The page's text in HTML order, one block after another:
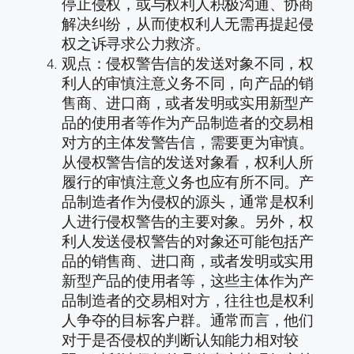
停止侵权，或与权利人积极沟通、协商
解决纠纷，从而使权利人无需再提起侵
权之诉寻求公力救济。
观点：侵权警告信的发送对象不同，权
利人的审慎注意义务不同，向产品的销
售商、进口商，或者发明或实用新型产
品的使用者等作为产品制造者的交易相
对方的主体发警告信，需要更为审慎。
从侵权警告信的发送对象看，权利人所
履行的审慎注意义务也应有所不同。产
品制造者作为侵权的源头，通常是权利
人进行侵权警告的主要对象。另外，权
利人发送侵权警告的对象还可能包括产
品的销售商、进口商，或者发明或实用
新型产品的使用者等，这些主体作为产
品制造者的交易相对方，往往也是权利
人争夺的目标客户群。通常而言，他们
对于是否侵权的判断认知能力相对较